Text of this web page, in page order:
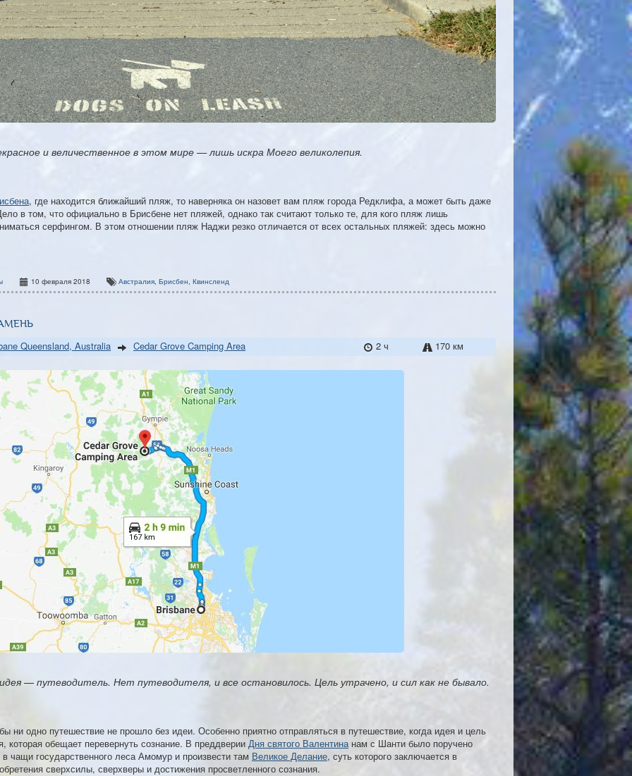
и величественное в этом мире — лишь искра Моего великолепия.
, где находится ближайший пляж, то наверняка он назовет вам пляж города Редклифа, а может быть даже
в том, что официально в Брисбене нет пляжей, однако так считают только те, для кого пляж лишь
серфингом. В этом отношении пляж Наджи резко отличается от всех остальных пляжей: здесь можно
10 февраля 2018 Австралия, Брисбен, Квинсленд
Queensland, Australia Cedar Grove Camping Area 2 ч 170 км
— путеводитель. Нет путеводителя, и все остановилось. Цель утрачено, и сил как не бывало.
ни одно путешествие не прошло без идеи. Особенно приятно отправляться в путешествие, когда идея и цель
которая обещает перевернуть сознание. В преддверии Дня святого Валентинанам с Шанти было поручено
чащи государственного леса Амомур и произвести там Великое Делание, суть которого заключается в
сверхсилы, сверхверы и достижения просветленного сознания.